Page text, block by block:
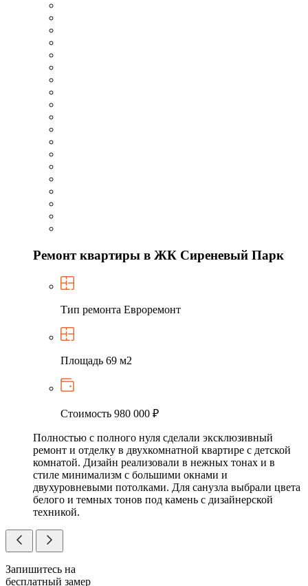
Ремонт квартиры в ЖК Сиреневый Парк
Тип ремонта Евроремонт
Площадь 69 м2
Стоимость 980 000 ₽
Полностью с полного нуля сделали эксклюзивный
ремонт и отделку в двухкомнатной квартире с детской
комнатой. Дизайн реализовали в нежных тонах и в
стиле минимализм с большими окнами и
двухуровневыми потолками. Для санузла выбрали цвета
белого и темных тонов под камень с дизайнерской
техникой.
Запишитесь на
бесплатный замер